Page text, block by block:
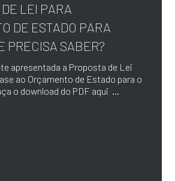
LEI PARA
DE ESTADO PARA
PRECISA SABER?
apresentada a Proposta de Lei
ao Orçamento de Estado para o
o download do PDF aqui ...